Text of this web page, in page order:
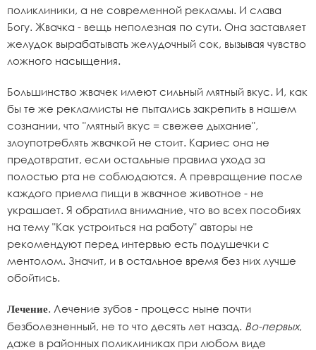
поликлиники, а не современной рекламы. И слава
Богу. Жвачка - вещь неполезная по сути. Она заставляет
желудок вырабатывать желудочный сок, вызывая чувство
ложного насыщения.
Большинство жвачек имеют сильный мятный вкус. И, как
бы те же рекламисты не пытались закрепить в нашем
сознании, что "мятный вкус = свежее дыхание",
злоупотреблять жвачкой не стоит. Кариес она не
предотвратит, если остальные правила ухода за
полостью рта не соблюдаются. А превращение после
каждого приема пищи в жвачное животное - не
украшает. Я обратила внимание, что во всех пособиях
на тему "Как устроиться на работу" авторы не
рекомендуют перед интервью есть подушечки с
ментолом. Значит, и в остальное время без них лучше
обойтись.
Лечение. Лечение зубов - процесс ныне почти
безболезненный, не то что десять лет назад. Во-первых,
даже в районных поликлиниках при любом виде